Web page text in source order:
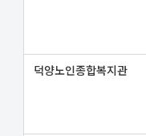
덕양노인종합복지관